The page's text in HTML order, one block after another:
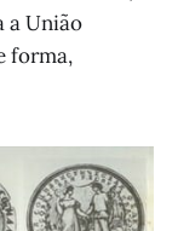
a União
forma,